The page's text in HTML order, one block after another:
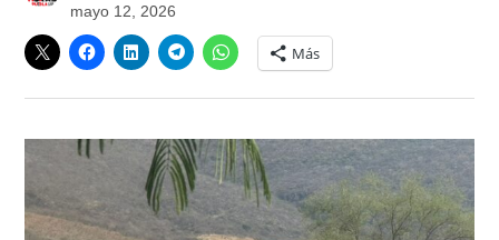
mayo 12, 2026
Más